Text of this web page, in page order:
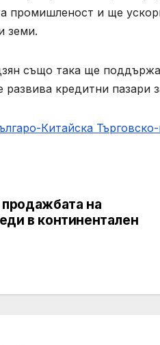
промишленост и ще
земи.
също така ще
развива кредитни пазари
Китайска
на
в континентален